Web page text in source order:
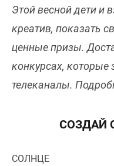
Этой весной дети и
креатив, показать
ценные призы.
конкурсах, которые
телеканалы.
СОЗДАЙ
СОЛНЦЕ